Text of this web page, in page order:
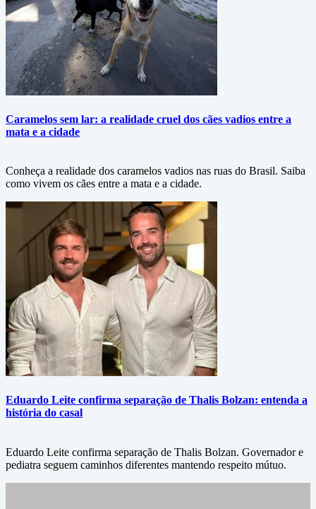
Caramelos sem lar: a realidade cruel dos cães vadios entre a
mata e a cidade
Conheça a realidade dos caramelos vadios nas ruas do Brasil. Saiba
como vivem os cães entre a mata e a cidade.
Eduardo Leite confirma separação de Thalis Bolzan: entenda a
história do casal
Eduardo Leite confirma separação de Thalis Bolzan. Governador e
pediatra seguem caminhos diferentes mantendo respeito mútuo.